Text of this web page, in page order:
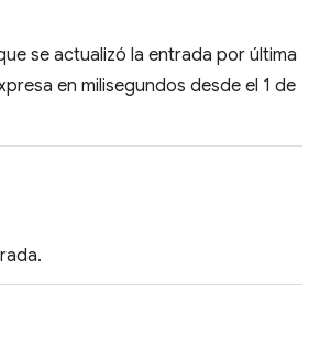
se actualizó la entrada por última
en milisegundos desde el 1 de